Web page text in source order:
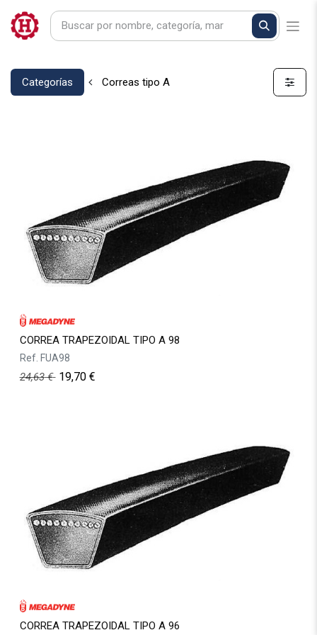
Categorías Correas tipo A
CORREA TRAPEZOIDAL TIPO A 98
Ref. FUA98
24,63€ 19,70€
CORREA TRAPEZOIDAL TIPO A 96